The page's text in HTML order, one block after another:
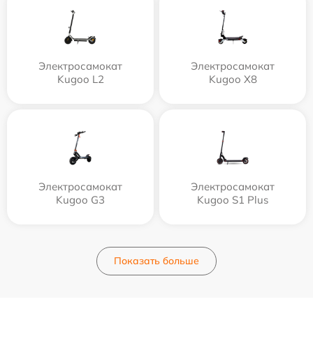
Электросамокат
Kugoo L2
Электросамокат
Kugoo X8
Электросамокат
Kugoo G3
Электросамокат
Kugoo S1 Plus
Показать больше